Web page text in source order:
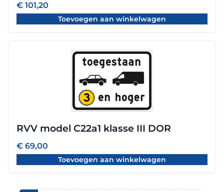
€ 101,20
Toevoegen aan winkelwagen
RVV model C22a1 klasse III DOR
€ 69,00
Toevoegen aan winkelwagen